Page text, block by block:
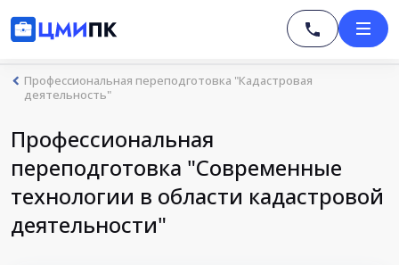
Профессиональная переподготовка "Кадастровая
деятельность"
Профессиональная
переподготовка "Современные
технологии в области кадастровой
деятельности"